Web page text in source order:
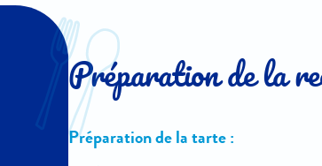
Préparation de la
Préparation de la tarte :